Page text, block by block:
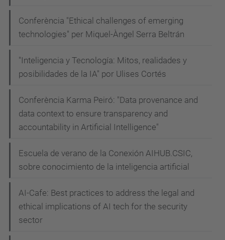
Conferència "Ethical challenges of emerging
technologies" per Miquel-Àngel Serra Beltrán
"Inteligencia y Tecnología: Mitos, realidades y
posibilidades de la IA" por Ulises Cortés
Conferència Karma Peiró: "Data provenance and
data context to ensure transparency and
accountability in Artificial Intelligence"
Escuela de verano de la Conexión AIHUB.CSIC,
sobre conocimiento de la inteligencia artificial
AI-Cafe: Best practices to address the legal and
ethical implications of AI tech for the security
sector